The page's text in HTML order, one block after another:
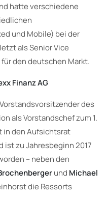
hatte verschiedene
und Mobile) bei der
als Senior Vice
den deutschen Markt.
Finanz AG
des
als Vorstandschef zum 1.
in den Aufsichtsrat
ist zu Jahresbeginn 2017
– neben den
und Michael
die Ressorts